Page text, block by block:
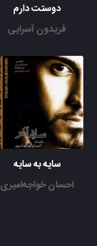
دوستت دارم
فریدون آسرایی
سایه به سایه
احسان خواجه‌امیری